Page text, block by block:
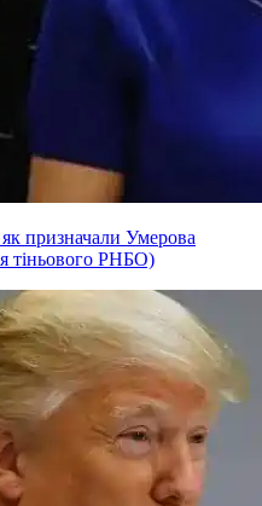
призначали Умерова
тіньового РНБО)